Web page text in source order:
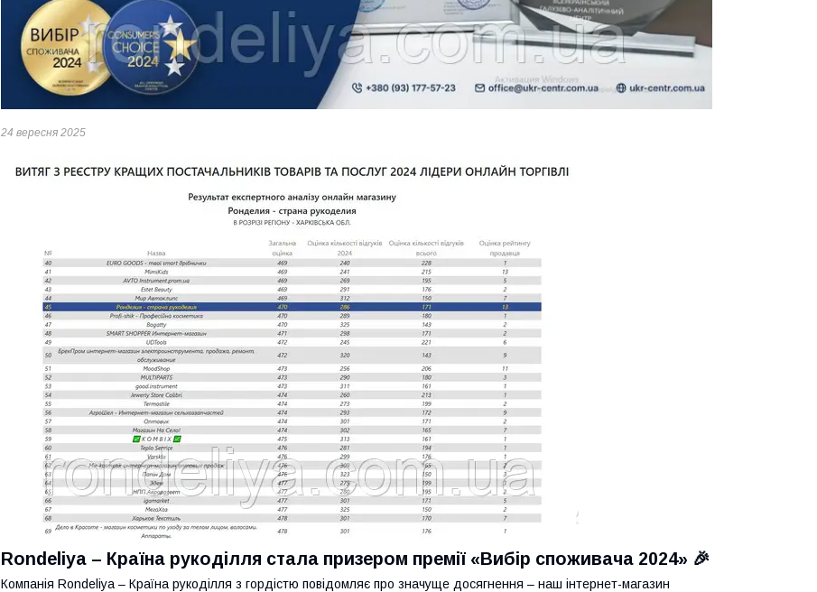
24 вересня 2025
Rondeliya – Країна рукоділля стала призером премії «Вибір споживача 2024» 🎉
Компанія Rondeliya – Країна рукоділля з гордістю повідомляє про значуще досягнення – наш інтернет-магазин